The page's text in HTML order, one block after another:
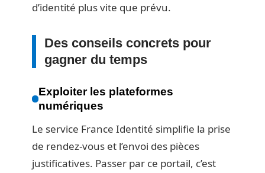
d’identité plus vite que prévu.
Des conseils concrets pour
gagner du temps
Exploiter les plateformes
numériques
Le service France Identité simplifie la prise
de rendez-vous et l’envoi des pièces
justificatives. Passer par ce portail, c’est